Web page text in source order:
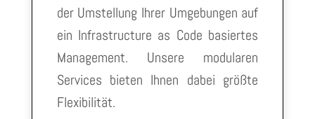
der Umstellung Ihrer Umgebungen auf
ein Infrastructure as Code basiertes
Management. Unsere modularen
Services bieten Ihnen dabei größte
Flexibilität.